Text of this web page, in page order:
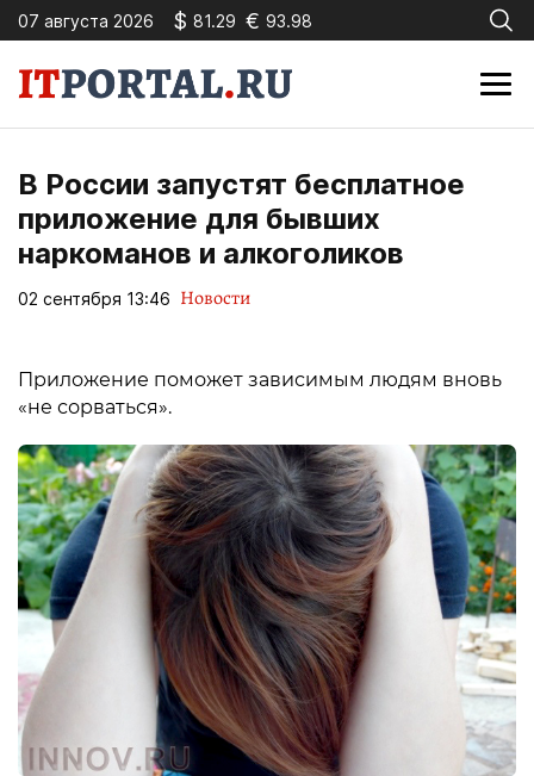
07 августа 2026 $ 81.29 € 93.98
В России запустят бесплатное
приложение для бывших
наркоманов и алкоголиков
02 сентября 13:46 Новости
Приложение поможет зависимым людям вновь
«не сорваться».